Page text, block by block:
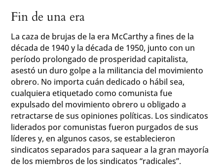
Fin de una era
La caza de brujas de la era McCarthy a fines de la
década de 1940 y la década de 1950, junto con un
período prolongado de prosperidad capitalista,
asestó un duro golpe a la militancia del movimiento
obrero. No importa cuán dedicado o hábil sea,
cualquiera etiquetado como comunista fue
expulsado del movimiento obrero u obligado a
retractarse de sus opiniones políticas. Los sindicatos
liderados por comunistas fueron purgados de sus
líderes y, en algunos casos, se establecieron
sindicatos separados para saquear a la gran mayoría
de los miembros de los sindicatos “radicales”.